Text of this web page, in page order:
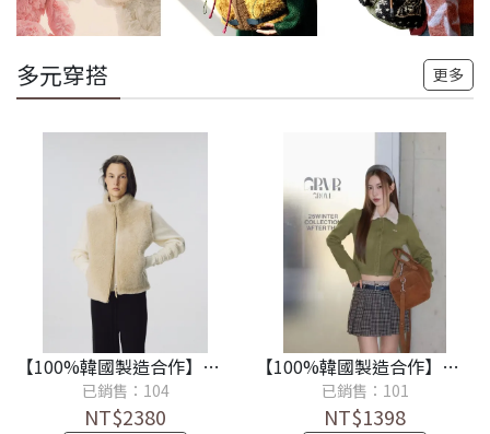
多元穿搭 更多
【100%韓國製造合作】韓國noth*ng wri*ten冬季新款高級感簡約立領皮毛一體馬甲外套《設計師款100%保證品質佳》
已銷售：104
NT$2380
【100%韓國製造合作】簡約百搭翻領毛領針織開襟衫毛衣外套《設計師款100%保證品質佳》
已銷售：101
NT$1398